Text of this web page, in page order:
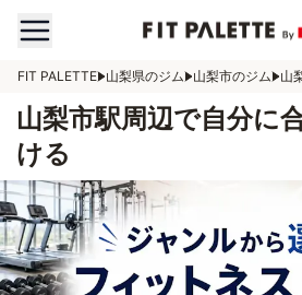
FIT PALETTE 山梨県のジム 山梨市のジム 山
山梨市駅周辺で自分に
ける